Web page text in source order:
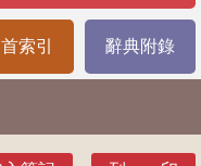
索引 辭典附錄